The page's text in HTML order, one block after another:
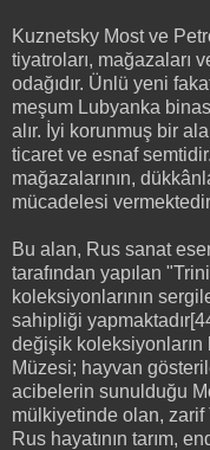
Kuznetsky Most ve
tiyatroları, mağazaları
odağıdır. Ünlü yeni
meşum Lubyanka
alır. İyi korunmuş bir
ticaret ve esnaf
mağazalarının,
mücadelesi
Bu alan, Rus sanat
tarafından yapılan
koleksiyonlarının
sahipliği
değişik
Müzesi; hayvan
acibelerin sunulduğu
mülkiyetinde olan, zarif
Rus hayatının tarım,